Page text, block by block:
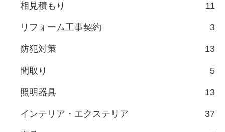
相見積もり 11
リフォーム工事契約 3
防犯対策 13
間取り 5
照明器具 13
インテリア・エクステリア 37